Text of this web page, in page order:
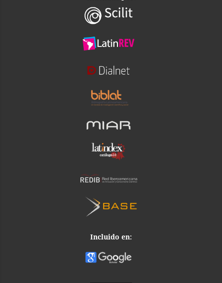
Incluido en: